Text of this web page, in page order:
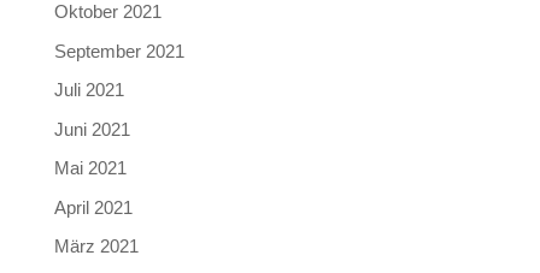
Oktober 2021
September 2021
Juli 2021
Juni 2021
Mai 2021
April 2021
März 2021